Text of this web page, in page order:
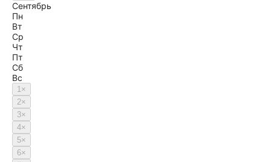
Сентябрь
Пн
Вт
Ср
Чт
Пт
Сб
Вс
1×
2×
3×
4×
5×
6×